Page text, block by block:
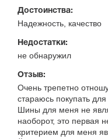
Достоинства:
Надежность, качество
Недостатки:
не обнаружил
Отзыв:
Очень трепетно
стараюсь покупать
Шины для меня не
наоборот, это первая
критерием для меня